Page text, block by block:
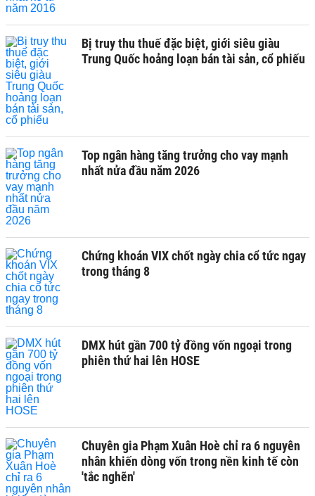
Bị truy thu thuế đặc biệt, giới siêu giàu
Trung Quốc hoảng loạn bán tài sản, cổ phiếu
Top ngân hàng tăng trưởng cho vay mạnh
nhất nửa đầu năm 2026
Chứng khoán VIX chốt ngày chia cổ tức ngay
trong tháng 8
DMX hút gần 700 tỷ đồng vốn ngoại trong
phiên thứ hai lên HOSE
Chuyên gia Phạm Xuân Hoè chỉ ra 6 nguyên
nhân khiến dòng vốn trong nền kinh tế còn
'tắc nghẽn'